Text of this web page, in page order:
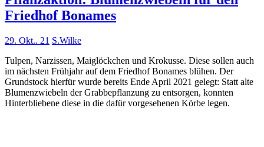
Friedhof Bonames
29. Okt.. 21 S.Wilke
Tulpen, Narzissen, Maiglöckchen und Krokusse. Diese sollen auch
im nächsten Frühjahr auf dem Friedhof Bonames blühen. Der
Grundstock hierfür wurde bereits Ende April 2021 gelegt: Statt alte
Blumenzwiebeln der Grabbepflanzung zu entsorgen, konnten
Hinterbliebene diese in die dafür vorgesehenen Körbe legen.